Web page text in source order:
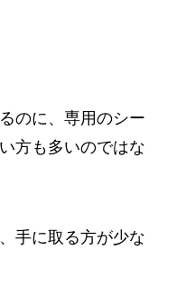
のに、専用のシー
方も多いのではな
手に取る方が少な